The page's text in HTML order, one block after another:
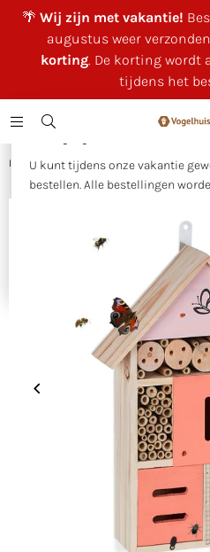
🌴 Wij zijn met vakantie!
augustus weer
korting. De korting wordt
tijdens het
U kunt tijdens onze vakantie
bestellen. Alle bestellingen
Als bedankje voor uw geduld
10% korting op uw
automatisch verrekend tijdens
Huis Insectenhotel groot Roze